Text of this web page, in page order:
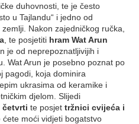
duhovnosti, te je često
u Tajlandu“ i jedno od
Nakon zajedničkog ručka,
, te posjetiti hram Wat Arun
je od neprepoznatljivijih i
Wat Arun je posebno poznat po
pagodi, koja dominira
ukrasima od keramike i
djelom. Slijedi
četvrti te posjet tržnici cvijeća i
ćete moći vidjeti bogatstvo